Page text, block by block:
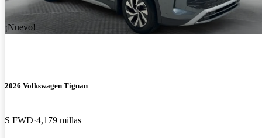
¡Nuevo!
2026 Volkswagen Tiguan
S FWD 4,179 millas